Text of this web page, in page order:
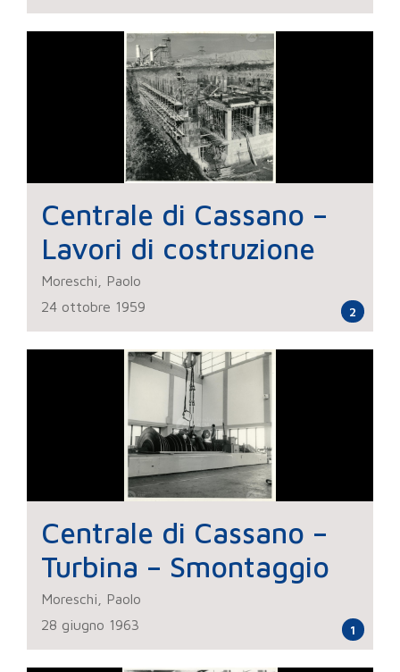
Centrale di Cassano –
Lavori di costruzione
Moreschi, Paolo
24 ottobre 1959
2
Centrale di Cassano –
Turbina – Smontaggio
Moreschi, Paolo
28 giugno 1963
1